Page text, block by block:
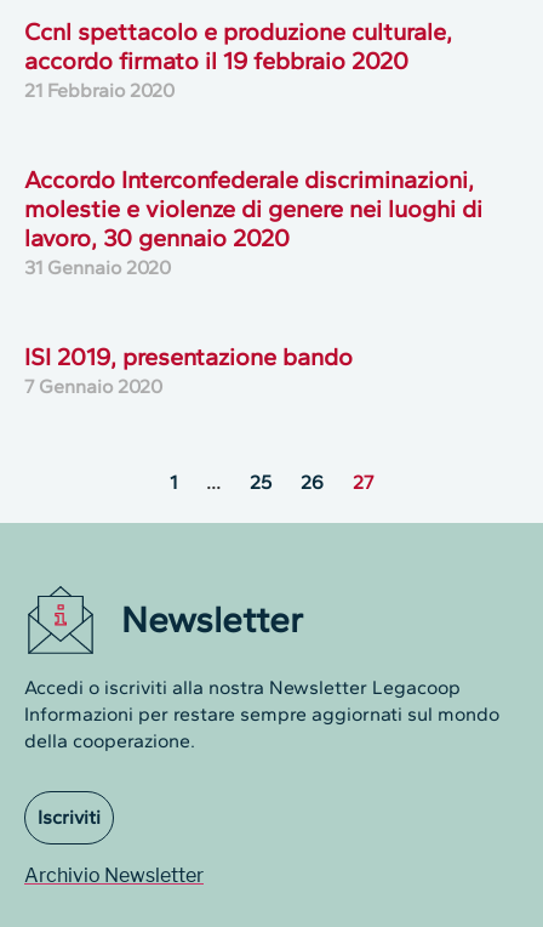
Ccnl spettacolo e produzione culturale,
accordo firmato il 19 febbraio 2020
21 Febbraio 2020
Accordo Interconfederale discriminazioni,
molestie e violenze di genere nei luoghi di
lavoro, 30 gennaio 2020
31 Gennaio 2020
ISI 2019, presentazione bando
7 Gennaio 2020
1 … 25 26 27
Newsletter
Accedi o iscriviti alla nostra Newsletter Legacoop
Informazioni per restare sempre aggiornati sul mondo
della cooperazione.
Iscriviti
Archivio Newsletter